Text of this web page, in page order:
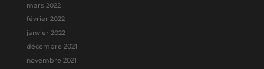
mars 2022
février 2022
janvier 2022
décembre 2021
novembre 2021